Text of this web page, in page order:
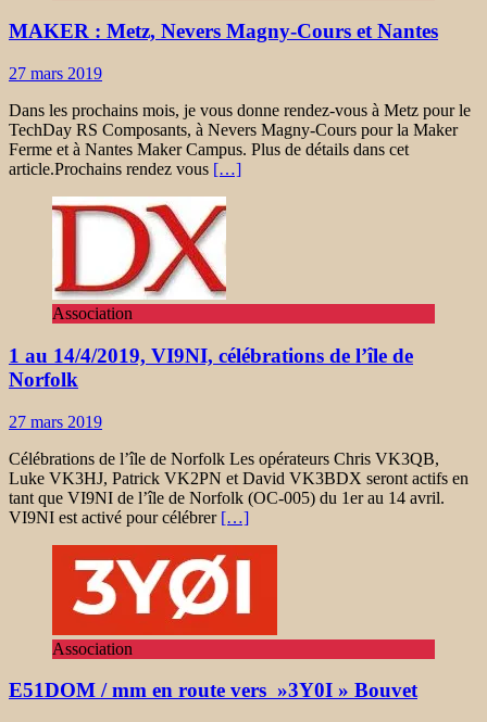
MAKER : Metz, Nevers Magny-Cours et Nantes
27 mars 2019
Dans les prochains mois, je vous donne rendez-vous à Metz pour le
TechDay RS Composants, à Nevers Magny-Cours pour la Maker
Ferme et à Nantes Maker Campus. Plus de détails dans cet
article.Prochains rendez vous […]
Association
1 au 14/4/2019, VI9NI, célébrations de l’île de
Norfolk
27 mars 2019
Célébrations de l’île de Norfolk Les opérateurs Chris VK3QB,
Luke VK3HJ, Patrick VK2PN et David VK3BDX seront actifs en
tant que VI9NI de l’île de Norfolk (OC-005) du 1er au 14 avril.
VI9NI est activé pour célébrer […]
Association
E51DOM / mm en route vers »3Y0I » Bouvet